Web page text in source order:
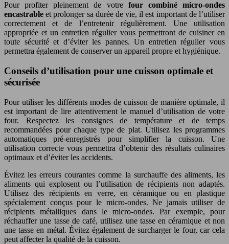
Pour profiter pleinement de votre four combiné micro-ondes
encastrableet prolonger sa durée de vie, il est important de l’utiliser
correctement et de l’entretenir régulièrement. Une utilisation
appropriée et un entretien régulier vous permettront de cuisiner en
toute sécurité et d’éviter les pannes. Un entretien régulier vous
permettra également de conserver un appareil propre et hygiénique.
Conseils d’utilisation pour une cuisson optimale et
sécurisée
Pour utiliser les différents modes de cuisson de manière optimale, il
est important de lire attentivement le manuel d’utilisation de votre
four. Respectez les consignes de température et de temps
recommandées pour chaque type de plat. Utilisez les programmes
automatiques pré-enregistrés pour simplifier la cuisson. Une
utilisation correcte vous permettra d’obtenir des résultats culinaires
optimaux et d’éviter les accidents.
Évitez les erreurs courantes comme la surchauffe des aliments, les
aliments qui explosent ou l’utilisation de récipients non adaptés.
Utilisez des récipients en verre, en céramique ou en plastique
spécialement conçus pour le micro-ondes. Ne jamais utiliser de
récipients métalliques dans le micro-ondes. Par exemple, pour
réchauffer une tasse de café, utilisez une tasse en céramique et non
une tasse en métal. Évitez également de surcharger le four, car cela
peut affecter la qualité de la cuisson.